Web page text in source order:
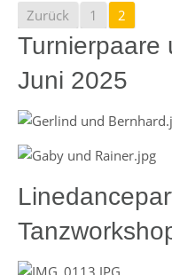
Zurück 1 2
Turnierpaare
Juni 2025